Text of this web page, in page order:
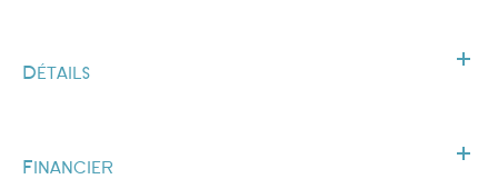
Détails
Financier